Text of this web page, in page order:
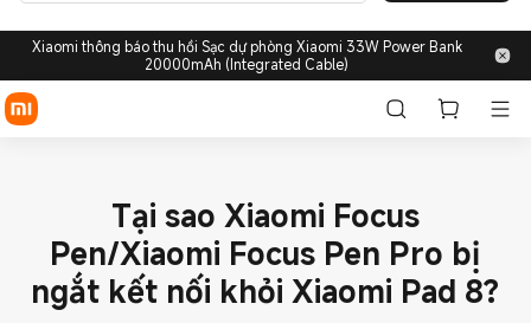
Xiaomi thông báo thu hồi Sạc dự phòng Xiaomi 33W Power Bank
20000mAh (Integrated Cable)
Tại sao Xiaomi Focus
Pen/Xiaomi Focus Pen Pro bị
ngắt kết nối khỏi Xiaomi Pad 8?